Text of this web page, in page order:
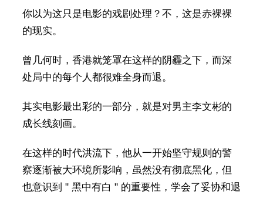
你以为这只是电影的戏剧处理？不，这是赤裸裸
的现实。
曾几何时，香港就笼罩在这样的阴霾之下，而深
处局中的每个人都很难全身而退。
其实电影最出彩的一部分，就是对男主李文彬的
成长线刻画。
在这样的时代洪流下，他从一开始坚守规则的警
察逐渐被大环境所影响，虽然没有彻底黑化，但
也意识到 " 黑中有白 " 的重要性，学会了妥协和退